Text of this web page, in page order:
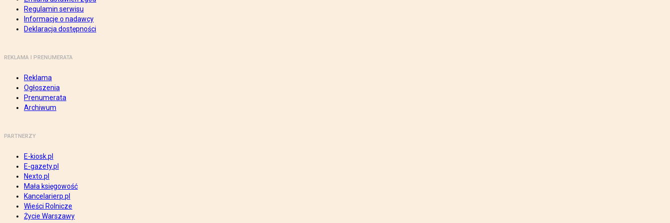
Regulamin serwisu
Informacje o nadawcy
Deklaracja dostępności
REKLAMA I PRENUMERATA
Reklama
Ogłoszenia
Prenumerata
Archiwum
PARTNERZY
E-kiosk.pl
E-gazety.pl
Nexto.pl
Mała księgowość
Kancelarierp.pl
Wieści Rolnicze
Życie Warszawy